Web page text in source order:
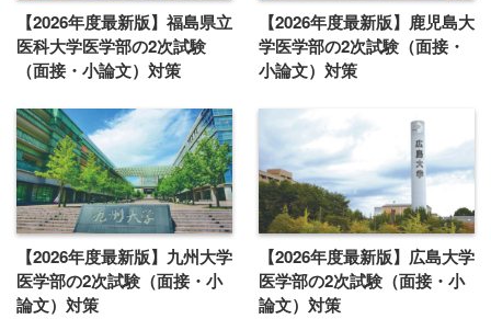
【2026年度最新版】福島県立
医科大学医学部の2次試験
（面接・小論文）対策
【2026年度最新版】鹿児島大
学医学部の2次試験（面接・
小論文）対策
【2026年度最新版】九州大学
医学部の2次試験（面接・小
論文）対策
【2026年度最新版】広島大学
医学部の2次試験（面接・小
論文）対策